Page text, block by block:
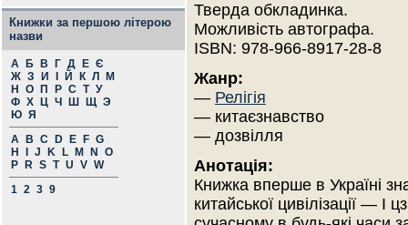
Книжки за першою літерою
назви
А Б В Г Д Е Є
Ж З И Й К Л
М
Н
О П Р С Т У
Ф Х Ц Ч Ш Щ Э
Ю Я
A
B C D E F G
H
J K L M N
O
P
R S T U V W
1 2 3 9
Тверда обкладинка.
Можливість автографа.
ISBN: 978-966-8917-28-8
Жанр:
— Релігія
— китаєзнавство
— дозвілля
Анотація:
Книжка вперше в Україні
китайської цивілізації — І